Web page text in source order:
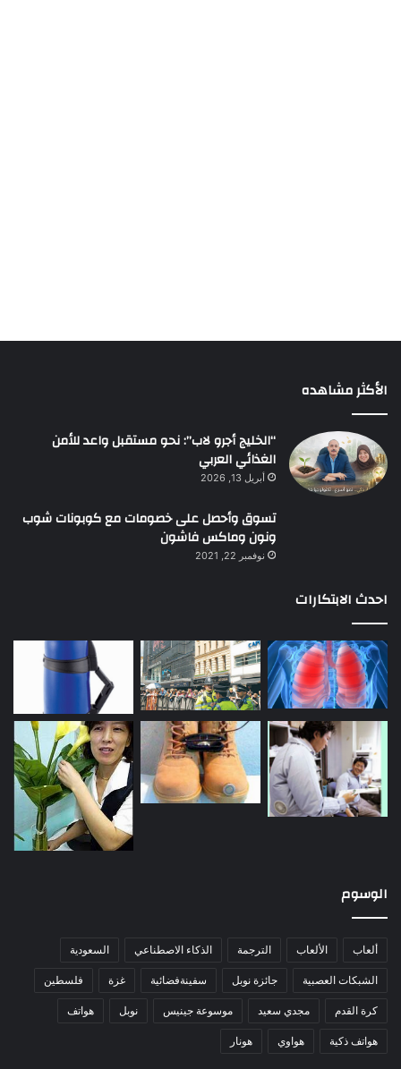
الأكثر مشاهده
“الخليج أجرو لاب”: نحو مستقبل واعد للأمن
الغذائي العربي
أبريل 13, 2026
تسوق وأحصل على خصومات مع كوبونات شوب
ونون وماكس فاشون
نوفمبر 22, 2021
احدث الابتكارات
الوسوم
ألعاب الألعاب الترجمة الذكاء الاصطناعي السعودية
الشبكات العصبية جائزة نوبل سفينةفضائية غزة فلسطين
كرة القدم مجدي سعيد موسوعة جينيس نوبل هواتف
هواتف ذكية هواوي هونار